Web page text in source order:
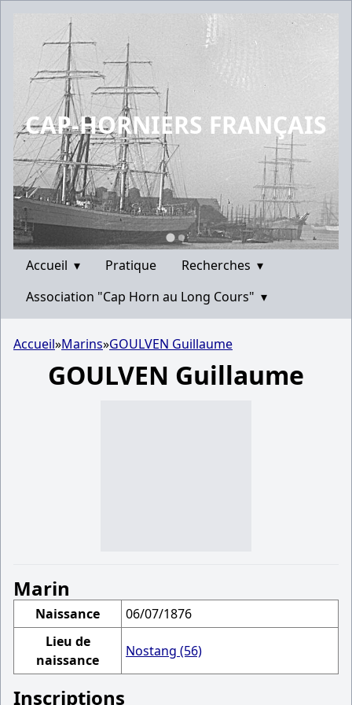
CAP-HORNIERS FRANÇAIS
Accueil ▾ Pratique Recherches ▾
Association "Cap Horn au Long Cours" ▾
Accueil»Marins»GOULVEN Guillaume
GOULVEN Guillaume
Marin
Naissance
06/07/1876
Lieu de
naissance
Nostang (56)
Inscriptions